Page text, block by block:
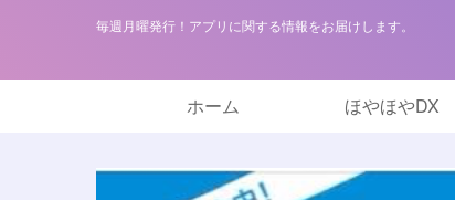
毎週月曜発行！アプリに関する情報をお届けします。
ホーム ほやほやDX